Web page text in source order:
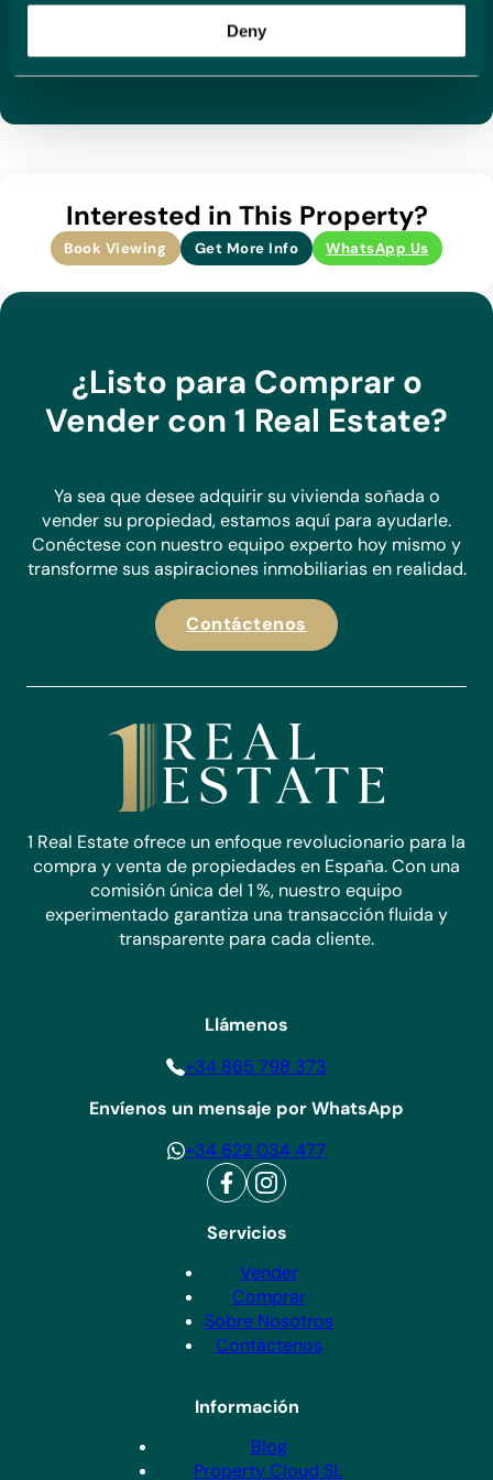
Deny
la Costa Blanca.
a la piscina, Vista al jardín
Interested in This Property?
Book Viewing Get More Info WhatsApp Us
¿Listo para Comprar o
Vender con 1 Real Estate?
Ya sea que desee adquirir su vivienda soñada o
vender su propiedad, estamos aquí para ayudarle.
Conéctese con nuestro equipo experto hoy mismo y
transforme sus aspiraciones inmobiliarias en realidad.
Contáctenos
1 Real Estate ofrece un enfoque revolucionario para la
compra y venta de propiedades en España. Con una
comisión única del 1 %, nuestro equipo
experimentado garantiza una transacción fluida y
transparente para cada cliente.
Servicios
Vender
Comprar
Sobre Nosotros
Contáctenos
Información
Blog
Property Cloud SL
Llámenos
+34 865 798 373
Envíenos un mensaje por WhatsApp
+34 622 034 477